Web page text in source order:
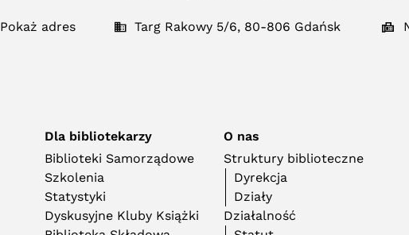
Pokaż adres Targ Rakowy 5/6, 80-806 Gdańsk
Dla bibliotekarzy
Biblioteki Samorządowe
Szkolenia
Statystyki
Dyskusyjne Kluby Książki
O nas
Struktury biblioteczne
Dyrekcja
Działy
Działalność